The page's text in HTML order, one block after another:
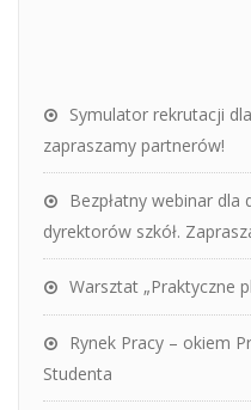
Symulator rekrutacji
zapraszamy partnerów!
Bezpłatny webinar
dyrektorów szkół.
Warsztat „Praktyczne
Rynek Pracy – okiem
Studenta